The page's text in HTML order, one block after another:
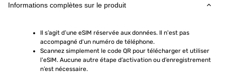
Informations complètes sur le produit
Il s’agit d’une eSIM réservée aux données. Il n'est pas
accompagné d'un numéro de téléphone.
Scannez simplement le code QR pour télécharger et utiliser
l'eSIM. Aucune autre étape d’activation ou d’enregistrement
n’est nécessaire.